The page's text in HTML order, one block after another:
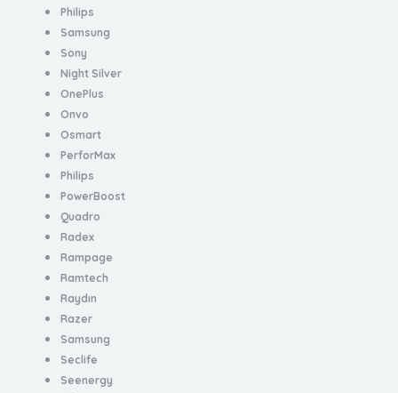
Philips
Samsung
Sony
Night Silver
OnePlus
Onvo
Osmart
PerforMax
Philips
PowerBoost
Quadro
Radex
Rampage
Ramtech
Raydın
Razer
Samsung
Seclife
Seenergy